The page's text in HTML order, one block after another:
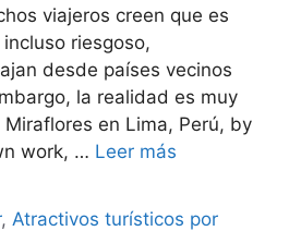
viajeros creen que es
riesgoso,
desde países vecinos
la realidad es muy
en Lima, Perú, by
work, … Leer más
, Atractivos turísticos por